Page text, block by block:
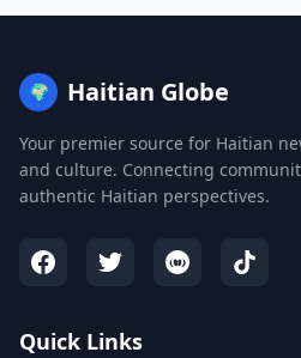
🌍 Haitian Globe
Your premier source for Haitian
and culture. Connecting
authentic Haitian perspectives.
Quick Links